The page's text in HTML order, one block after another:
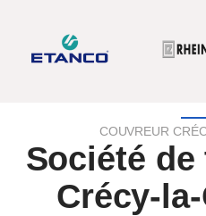
COUVREUR
Société
Crécy-